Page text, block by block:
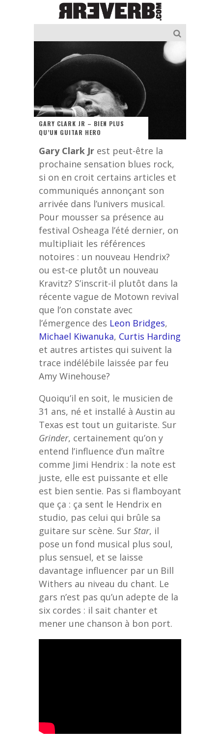
GARY CLARK JR – BIEN PLUS
QU’UN GUITAR HERO
Gary Clark Jr est peut-être la
prochaine sensation blues rock,
si on en croit certains articles et
communiqués annonçant son
arrivée dans l’univers musical.
Pour mousser sa présence au
festival Osheaga l’été dernier, on
multipliait les références
notoires : un nouveau Hendrix?
ou est-ce plutôt un nouveau
Kravitz? S’inscrit-il plutôt dans la
récente vague de Motown revival
que l’on constate avec
l’émergence des Leon Bridges,
Michael Kiwanuka, Curtis Harding
et autres artistes qui suivent la
trace indélébile laissée par feu
Amy Winehouse?
Quoiqu’il en soit, le musicien de
31 ans, né et installé à Austin au
Texas est tout un guitariste. Sur
Grinder, certainement qu’on y
entend l’influence d’un maître
comme Jimi Hendrix : la note est
juste, elle est puissante et elle
est bien sentie. Pas si flamboyant
que ça : ça sent le Hendrix en
studio, pas celui qui brûle sa
guitare sur scène. Sur Star, il
pose un fond musical plus soul,
plus sensuel, et se laisse
davantage influencer par un Bill
Withers au niveau du chant. Le
gars n’est pas qu’un adepte de la
six cordes : il sait chanter et
mener une chanson à bon port.